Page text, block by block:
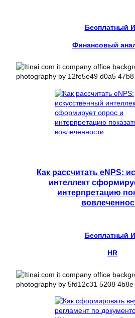
Бесплатный
Финансовый
Как рассчитать eNPS:
интеллект
интерпретацию
Бесплатный
HR